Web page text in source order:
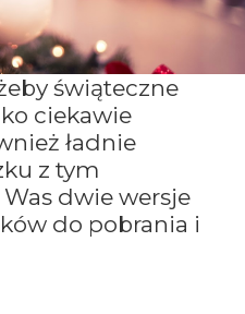
świąteczne
ciekawie
ładnie
z tym
dwie wersje
do pobrania i